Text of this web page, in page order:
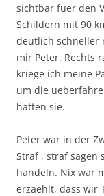
sichtbar fuer den
Schildern mit 90
deutlich schneller
mir Peter. Rechts
kriege ich meine
um die
hatten sie.
Peter war in der
Straf , straf sagen
handeln. Nix war
erzaehlt, dass wir